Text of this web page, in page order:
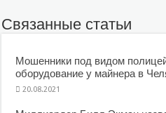
Связанные статьи
Мошенники под видом
оборудование у майнера в
20.08.2021